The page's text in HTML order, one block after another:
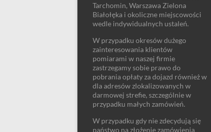
Tarchomin, Warszawa Zielona
Białołęka i okoliczne miejscowości
wedle indywidualnych ustaleń.
W przypadku okresów dużego
zainteresowania klientów
pomiarami w naszej firmie
zastrzegamy sobie prawo do
pobrania opłaty za dojazd również w
dla adresów zlokalizowanych w
darmowej strefie, szczególnie w
przypadku małych zamówień.
W przypadku gdy nie zdecydują się
państwo na złożenie zamówienia